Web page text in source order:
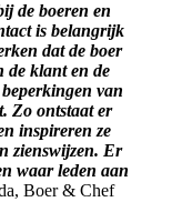
de boeren en
is belangrijk
dat de boer
de klant en de
van
Zo ontstaat er
inspireren ze
zienswijzen. Er
waar leden aan
Boer & Chef